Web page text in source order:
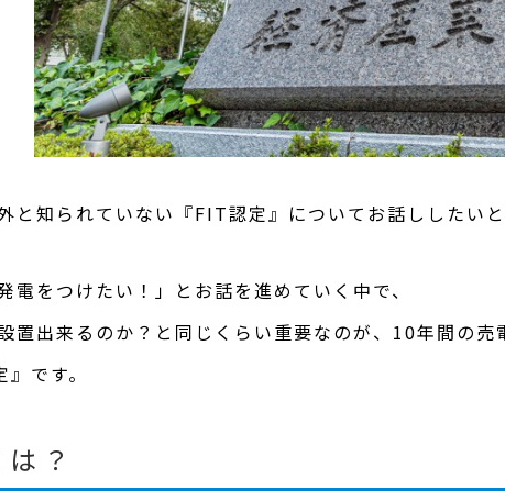
と知られていない『FIT認定』についてお話ししたいと
電をつけたい！」とお話を進めていく中で、
置出来るのか？と同じくらい重要なのが、10年間の
です。
？